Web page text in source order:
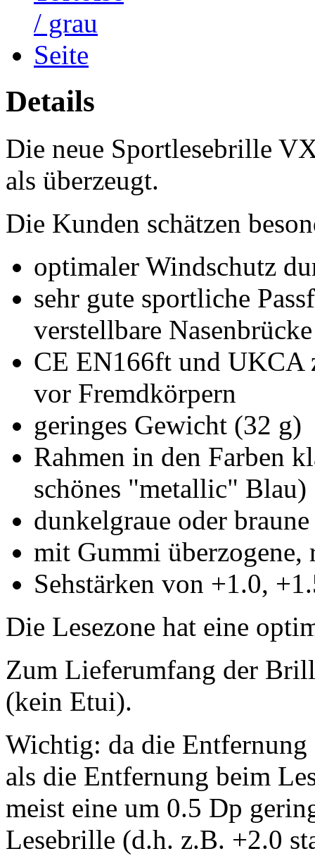
Details
Die neue Sportlesebrille
als überzeugt.
Die Kunden schätzen
optimaler Windschutz
sehr gute sportliche
verstellbare Nasenbrücke
CE EN166ft und UKCA
vor Fremdkörpern
geringes Gewicht (32 g)
Rahmen in den Farben
schönes "metallic" Blau)
dunkelgraue oder
mit Gummi überzogene,
Sehstärken von +1.0,
Die Lesezone hat eine
Zum Lieferumfang der
(kein Etui).
Wichtig: da die
als die Entfernung beim
meist eine um 0.5 Dp
Lesebrille (d.h. z.B. +2.0